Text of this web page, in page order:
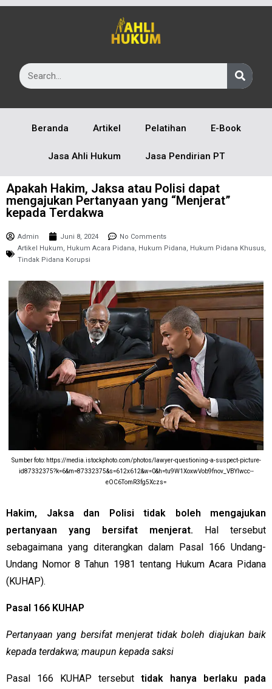
Beranda Artikel Pelatihan E-Book
Jasa Ahli Hukum Jasa Pendirian PT
Apakah Hakim, Jaksa atau Polisi dapat
mengajukan Pertanyaan yang “Menjerat”
kepada Terdakwa
Admin Juni 8, 2024
No Comments
Artikel Hukum
Hukum Acara Pidana Hukum Pidana Hukum Pidana Khusus
Tindak Pidana Korupsi
Sumber foto: https://media.istockphoto.com/photos/lawyer-questioning-a-suspect-picture-
id87332375?k=6&m=87332375&s=612x612&w=0&h=tu9W1XoxwVob9fnov_VBYIwcc--
eOC6TomR3fg5Xczs=
Hakim, Jaksa dan Polisi tidak boleh mengajukan
pertanyaan yang bersifat menjerat. Hal tersebut
sebagaimana yang diterangkan dalam Pasal 166 Undang-
Undang Nomor 8 Tahun 1981 tentang Hukum Acara Pidana
(KUHAP).
Pasal 166 KUHAP
Pertanyaan yang bersifat menjerat tidak boleh diajukan baik
kepada terdakwa; maupun kepada saksi
Pasal 166 KUHAP tersebut tidak hanya berlaku pada